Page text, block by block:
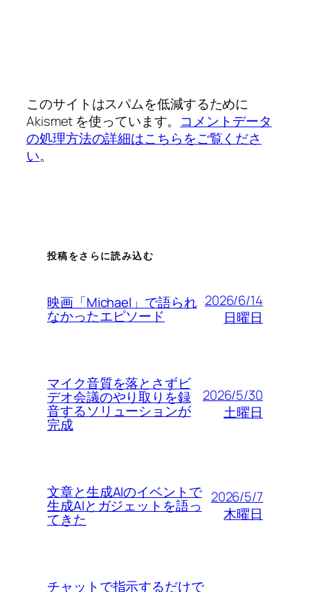
このサイトはスパムを低減するために
Akismet を使っています。 コメントデータ
の処理方法の詳細はこちらをご覧くださ
い。
投稿をさらに読み込む
映画「Michael」で語られ
なかったエピソード
2026/6/14
日曜日
マイク音質を落とさずビ
デオ会議のやり取りを録
音するソリューションが
完成
2026/5/30
土曜日
文章と生成AIのイベントで
生成AIとガジェットを語っ
てきた
2026/5/7
木曜日
チャットで指示するだけで